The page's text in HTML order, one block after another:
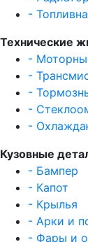
-
Технические
-
-
-
-
-
Кузовные
- Бампер
- Капот
- Крылья
- Арки и
- Фары и